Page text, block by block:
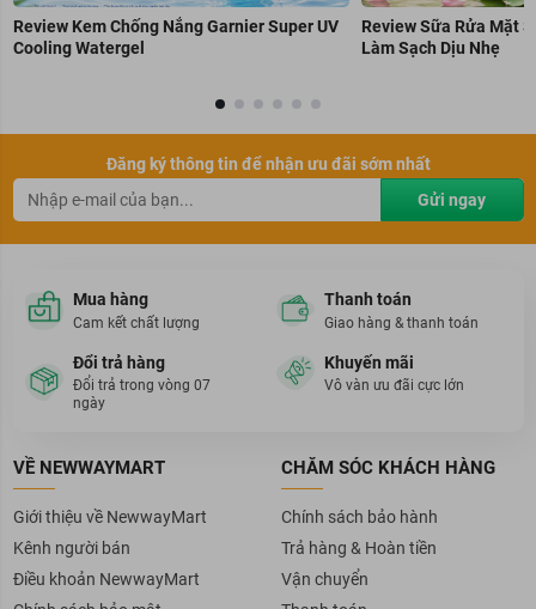
Review Kem Chống Nắng Garnier Super UV
Cooling Watergel
Review Sữa Rửa Mặt
Làm Sạch Dịu Nhẹ
Đăng ký thông tin để nhận ưu đãi sớm nhất
Gửi ngay
Mua hàng
Cam kết chất lượng
Thanh toán
Giao hàng & thanh toán
Đổi trả hàng
Đổi trả trong vòng 07
ngày
Khuyến mãi
Vô vàn ưu đãi cực lớn
VỀ NEWWAYMART
Giới thiệu về NewwayMart
Kênh người bán
Điều khoản NewwayMart
CHĂM SÓC KHÁCH HÀNG
Chính sách bảo hành
Trả hàng & Hoàn tiền
Vận chuyển